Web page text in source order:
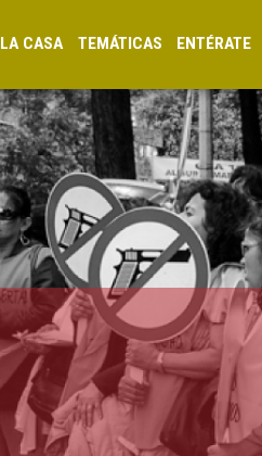
LA CASA TEMÁTICAS ENTÉRATE